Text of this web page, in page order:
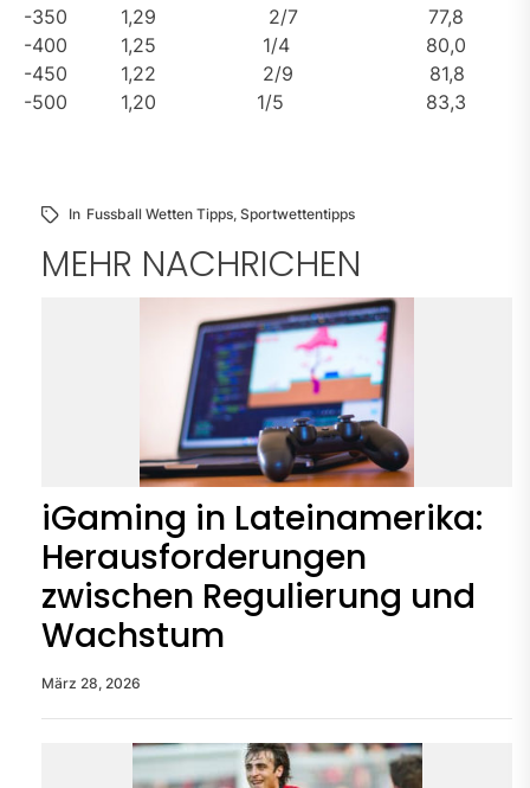
-350 1,29 2/7 77,8
-400 1,25 1/4 80,0
-450 1,22 2/9 81,8
-500 1,20 1/5 83,3
In Fussball Wetten Tipps, Sportwettentipps
MEHR NACHRICHEN
iGaming in Lateinamerika:
Herausforderungen
zwischen Regulierung und
Wachstum
März 28, 2026